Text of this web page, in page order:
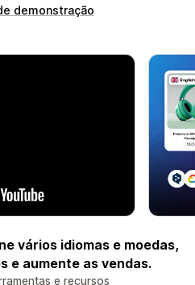
demonstração
vários idiomas e moedas,
e aumente as vendas.
e recursos